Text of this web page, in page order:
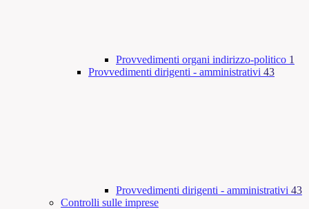
Provvedimenti organi indirizzo-politico 1
Provvedimenti dirigenti - amministrativi 43
Provvedimenti dirigenti - amministrativi 43
Controlli sulle imprese